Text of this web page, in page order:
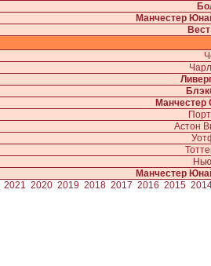
Манчестер
Манчестер
Астон
Манчестер
2021 2020 2019 2018 2017 2016 2015